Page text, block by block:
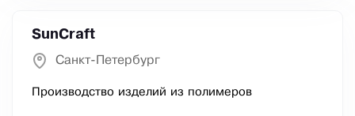
SunCraft
Санкт-Петербург
Производство изделий из полимеров